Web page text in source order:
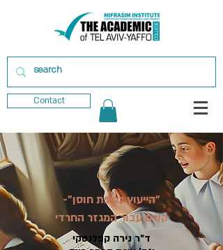
Contact
"הייעוץ ככיפת חוסן"-
קורס עבור המגזר החרדי
ד"ר נירה קפלנסקי